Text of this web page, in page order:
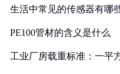
生活中常见的传感器有哪
PE100管材的含义是什么
工业厂房载重标准：一平